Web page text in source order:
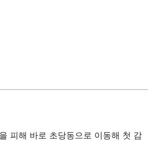
피해 바로 초당동으로 이동해 첫 감